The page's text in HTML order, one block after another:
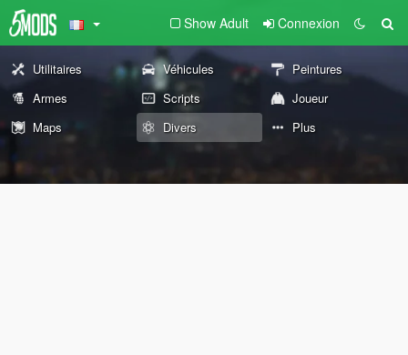
Show Adult Connexion
Utilitaires Véhicules
Peintures
Armes
Scripts
Joueur
Maps
Divers Plus